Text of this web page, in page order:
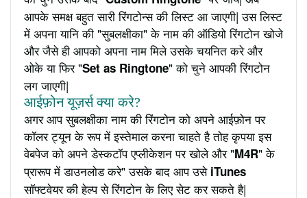
आपके समक्ष बहुत सारी रिंगटोन्स की लिस्ट आ जाएगी| उस लिस्ट
में अपना यानि की "सुबलक्षीका" के नाम की ऑडियो रिंगटोन खोजे
और जैसे ही आपको अपना नाम मिले उसके चयनित करे और
ओके या फिर "Set as Ringtone" को चुने आपकी रिंगटोन
लग जाएगी|
आईफ़ोन यूज़र्स क्या करे?
अगर आप सुबलक्षीका नाम की रिंगटोन को अपने आईफ़ोन पर
कॉलर ट्यून के रूप में इस्तेमाल करना चाहते है तोह कृपया इस
वेबपेज को अपने डेस्कटॉप एप्लीकेशन पर खोले और "M4R" के
प्रारूप में डाउनलोड करे" उसके बाद आप उसे iTunes
सॉफ्टवेयर की हेल्प से रिंगटोन के लिए सेट कर सकते है|